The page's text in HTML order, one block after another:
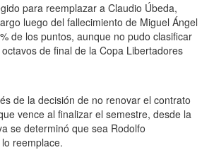
para reemplazar a Claudio Úbeda,
luego del fallecimiento de Miguel Ángel
de los puntos, aunque no pudo clasificar
de final de la Copa Libertadores
de la decisión de no renovar el contrato
vence al finalizar el semestre, desde la
se determinó que sea Rodolfo
reemplace.